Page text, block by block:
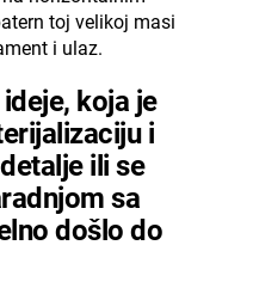
toj velikoj masi
i ulaz.
koja je
i
ili se
sa
došlo do